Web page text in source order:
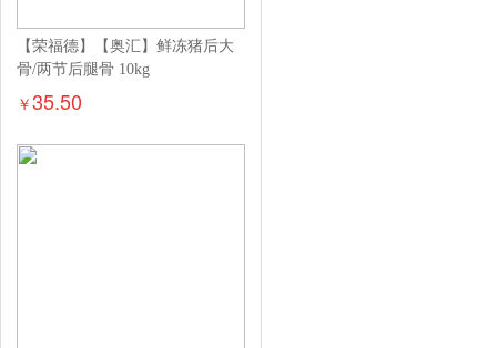
【荣福德】【奥汇】鲜冻猪后大
骨/两节后腿骨 10kg
￥35.50